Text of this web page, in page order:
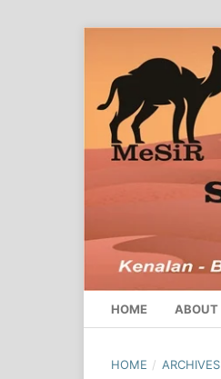
HOME ABOUT
HOME / ARCHIVES